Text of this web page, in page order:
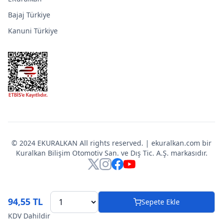
94,55 TL
KDV Dahildir
Sepete Ekle
Bajaj Türkiye
Kanuni Türkiye
© 2024 EKURALKAN All rights reserved. | ekuralkan.com bir
Kuralkan Bilişim Otomotiv San. ve Dış Tic. A.Ş. markasıdır.